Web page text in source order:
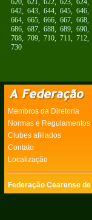
620, 621, 622, 623, 624,
642, 643, 644, 645, 646,
664, 665, 666, 667, 668,
686, 687, 688, 689, 690,
708, 709, 710, 711, 712,
730
Membros da Diretoria
Normas e Regulamentos
Clubes afiliados
Contato
Localização
Federação Cearense